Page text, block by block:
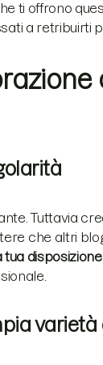
ti offrono
a retribuirti
Tuttavia
che altri
tua disposizione